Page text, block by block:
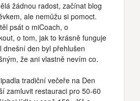
žádnou radost, začínat blog
ale nemůžu si pomoct.
psát o miCoach, o
o tom, jak to krásně funguje
dnešní den byl přehlušen
že ani vlastně nevím co.
tradiční večeře na Den
zamluvit restauraci pro 50-60